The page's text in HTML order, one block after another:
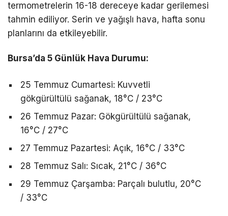
termometrelerin 16-18 dereceye kadar gerilemesi
tahmin ediliyor. Serin ve yağışlı hava, hafta sonu
planlarını da etkileyebilir.
Bursa’da 5 Günlük Hava Durumu:
25 Temmuz Cumartesi: Kuvvetli
gökgürültülü sağanak, 18°C / 23°C
26 Temmuz Pazar: Gökgürültülü sağanak,
16°C / 27°C
27 Temmuz Pazartesi: Açık, 16°C / 33°C
28 Temmuz Salı: Sıcak, 21°C / 36°C
29 Temmuz Çarşamba: Parçalı bulutlu, 20°C
/ 33°C